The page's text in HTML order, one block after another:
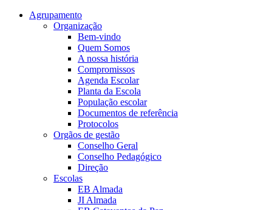
Agrupamento
Organização
Bem-vindo
Quem Somos
A nossa história
Compromissos
Agenda Escolar
Planta da Escola
População escolar
Documentos de referência
Protocolos
Orgãos de gestão
Conselho Geral
Conselho Pedagógico
Direção
Escolas
EB Almada
JI Almada